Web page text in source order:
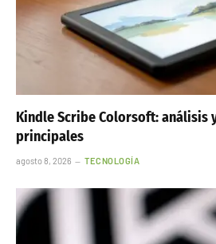
Kindle Scribe Colorsoft: análisis
principales
agosto 8, 2026 TECNOLOGÍA